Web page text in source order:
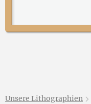
Unsere Lithographien